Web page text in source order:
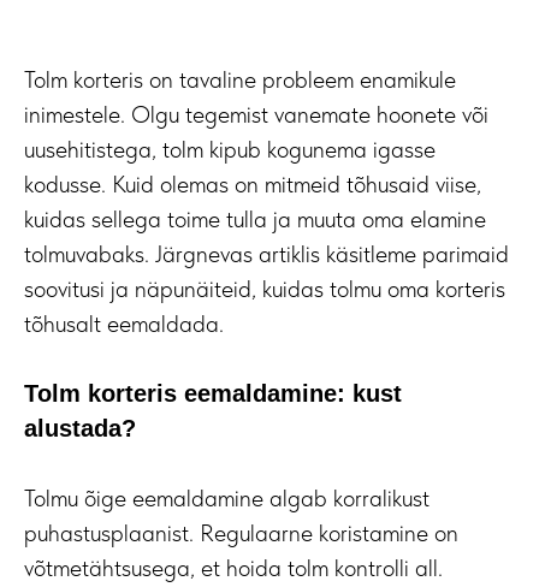
Tolm korteris on tavaline probleem enamikule
inimestele. Olgu tegemist vanemate hoonete või
uusehitistega, tolm kipub kogunema igasse
kodusse. Kuid olemas on mitmeid tõhusaid viise,
kuidas sellega toime tulla ja muuta oma elamine
tolmuvabaks. Järgnevas artiklis käsitleme parimaid
soovitusi ja näpunäiteid, kuidas tolmu oma korteris
tõhusalt eemaldada.
Tolm korteris eemaldamine: kust
alustada?
Tolmu õige eemaldamine algab korralikust
puhastusplaanist. Regulaarne koristamine on
võtmetähtsusega, et hoida tolm kontrolli all.